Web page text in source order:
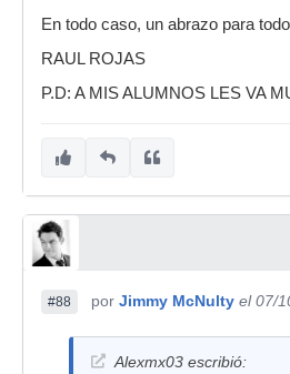
En todo caso, un abrazo para
RAUL ROJAS
P.D: A MIS ALUMNOS LES VA
#88 por Jimmy McNulty el 07/
Alexmx03 escribió: